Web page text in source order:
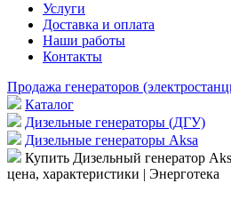
Услуги
Доставка и оплата
Наши работы
Контакты
Продажа генераторов
Каталог
Дизельные генераторы (ДГУ)
Дизельные генераторы Aksa
Купить Дизельный генератор
цена, характеристики | Энерготека